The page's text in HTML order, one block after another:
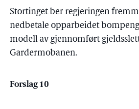
Stortinget ber regjeringen
nedbetale opparbeidet
modell av gjennomført
Gardermobanen.
Forslag 10